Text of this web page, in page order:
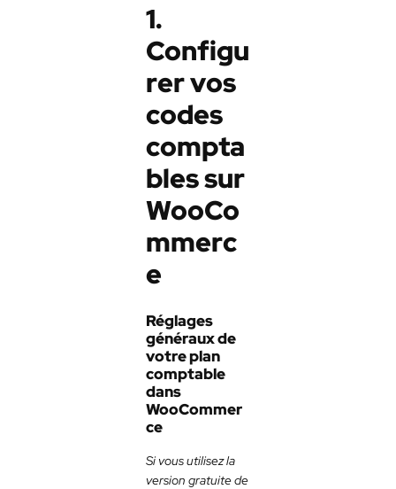
1.
Configu
rer vos
codes
compta
bles sur
WooCo
mmerc
e
Réglages
généraux de
votre plan
comptable
dans
WooCommer
ce
Si vous utilisez la
version gratuite de